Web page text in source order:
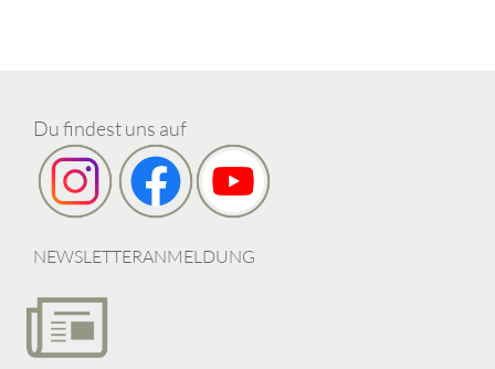
Du findest uns auf
NEWSLETTERANMELDUNG